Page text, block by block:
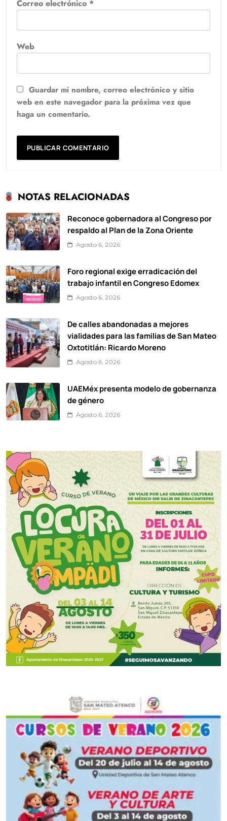
Correo electrónico *
Web
Guardar mi nombre, correo electrónico y sitio
web en este navegador para la próxima vez que
haga un comentario.
NOTAS RELACIONADAS
Reconoce gobernadora al Congreso por
respaldo al Plan de la Zona Oriente
Agosto 6, 2026
Foro regional exige erradicación del
trabajo infantil en Congreso Edomex
Agosto 6, 2026
De calles abandonadas a mejores
vialidades para las familias de San Mateo
Oxtotitlán: Ricardo Moreno
Agosto 6, 2026
UAEMéx presenta modelo de gobernanza
de género
Agosto 6, 2026